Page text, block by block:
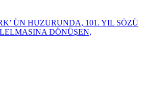
ÜN HUZURUNDA, 101. YIL SÖZÜ
DÖNÜŞEN,